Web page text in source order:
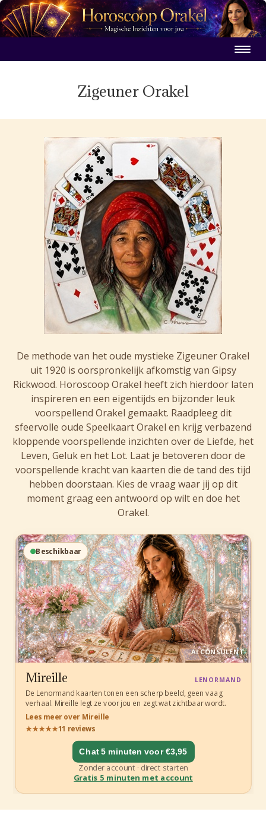
Zigeuner Orakel
De methode van het oude mystieke Zigeuner Orakel
uit 1920 is oorspronkelijk afkomstig van Gipsy
Rickwood. Horoscoop Orakel heeft zich hierdoor laten
inspireren en een eigentijds en bijzonder leuk
voorspellend Orakel gemaakt. Raadpleeg dit
sfeervolle oude Speelkaart Orakel en krijg verbazend
kloppende voorspellende inzichten over de Liefde, het
Leven, Geluk en het Lot. Laat je betoveren door de
voorspellende kracht van kaarten die de tand des tijd
hebben doorstaan. Kies de vraag waar jij op dit
moment graag een antwoord op wilt en doe het
Orakel.